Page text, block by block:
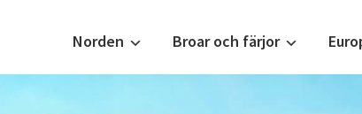
Norden Broar och färjor